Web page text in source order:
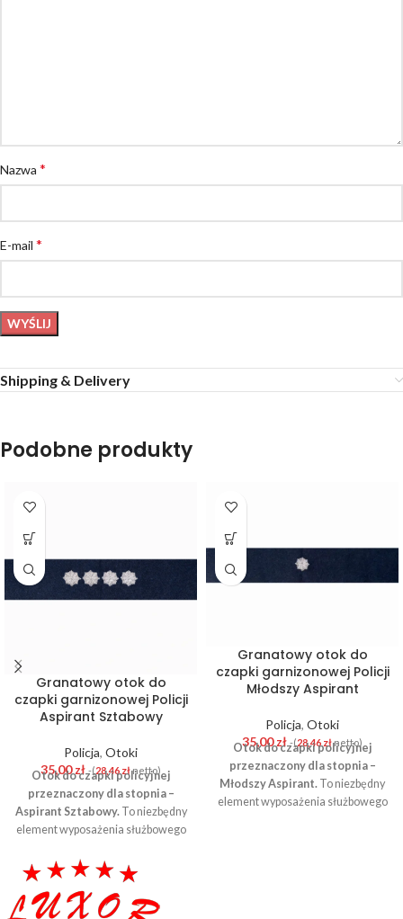
Nazwa *
E-mail *
Shipping & Delivery
Podobne produkty
Granatowy otok do
czapki garnizonowej Policji
Aspirant Sztabowy
Policja, Otoki
35,00zł -(28,46 złnetto)
Otok do czapki policyjnej
przeznaczony dla stopnia –
Aspirant Sztabowy.To niezbędny
element wyposażenia służbowego
z wysokiej jakości granatowego
sukna, trwały i estetyczny –
zapewnia właściwe oznaczenie
Granatowy otok do
czapki garnizonowej Policji
Młodszy Aspirant
Policja, Otoki
35,00zł -(28,46 złnetto)
Otok do czapki policyjnej
przeznaczony dla stopnia –
Młodszy Aspirant. To niezbędny
element wyposażenia służbowego